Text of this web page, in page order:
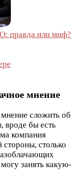
правда или миф?
мнение
сложить об
вроде бы есть
компания
столько
занять какую-